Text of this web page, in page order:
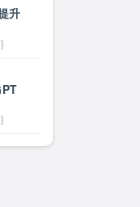
升